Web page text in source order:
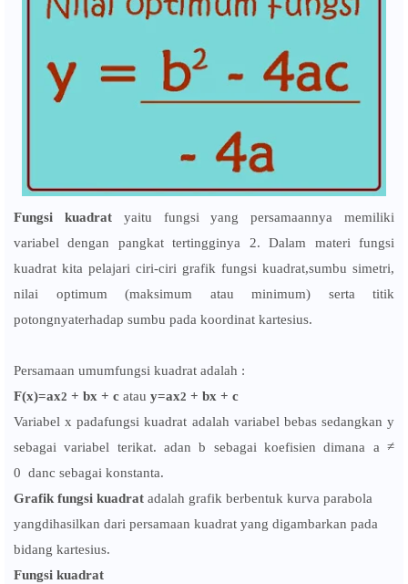
Fungsi kuadratyaitu fungsi yang persamaannya memiliki
variabel dengan pangkat tertingginya 2. Dalam materi fungsi
kuadrat kita pelajari ciri-ciri grafik fungsi kuadrat,sumbu simetri,
nilai optimum (maksimum atau minimum) serta titik
potongnyaterhadap sumbu pada koordinat kartesius.
Persamaan umumfungsi kuadrat adalah :
F(x)=ax2 + bx + c atau y=ax2 + bx + c
Variabel x padafungsi kuadrat adalah variabel bebas sedangkan y
sebagai variabel terikat. adan b sebagai koefisien dimana a ≠
0 danc sebagai konstanta.
Grafik fungsi kuadrat adalah grafik berbentuk kurva parabola
yangdihasilkan dari persamaan kuadrat yang digambarkan pada
bidang kartesius.
Fungsi kuadrat